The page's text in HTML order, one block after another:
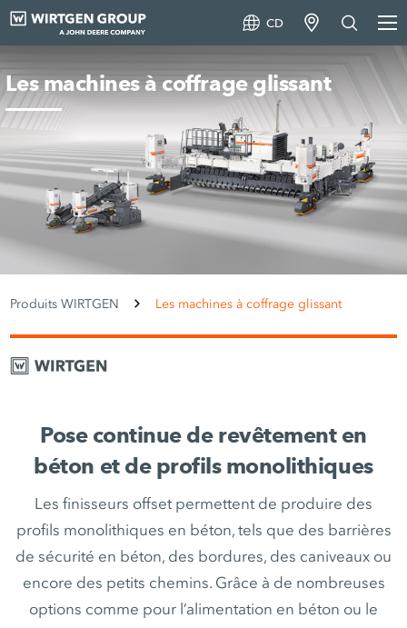
CD
Les machines à coffrage glissant
Produits WIRTGEN Les machines à coffrage glissant
Pose continue de revêtement en
béton et de profils monolithiques
Les finisseurs offset permettent de produire des
profils monolithiques en béton, tels que des barrières
de sécurité en béton, des bordures, des caniveaux ou
encore des petits chemins. Grâce à de nombreuses
options comme pour l’alimentation en béton ou le